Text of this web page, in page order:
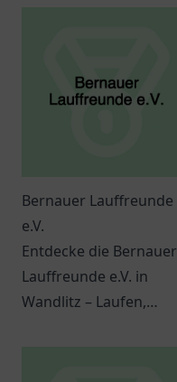
Bernauer Lauffreunde
e.V.
Entdecke die Bernauer
Lauffreunde e.V. in
Wandlitz – Laufen,